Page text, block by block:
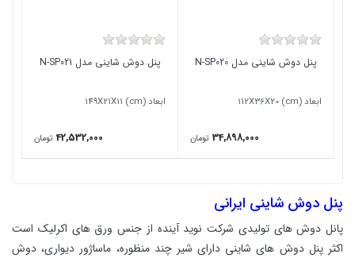
پنل دوش شاینی مدل N-SP020
ابعاد (112X36X20 (cm
34,898,000 تومان
پنل دوش شاینی مدل N-SP021
ابعاد (149X21X11 (cm
42,532,000 تومان
پنل دوش شاینی ایرانی
پانل دوش های تولیدی شرکت نوید آینده از جنس ورق های اکرلیک است
اکثر پنل دوش های شاینی دارای شیر چند منظوره، ماساژور دیواری، دوش